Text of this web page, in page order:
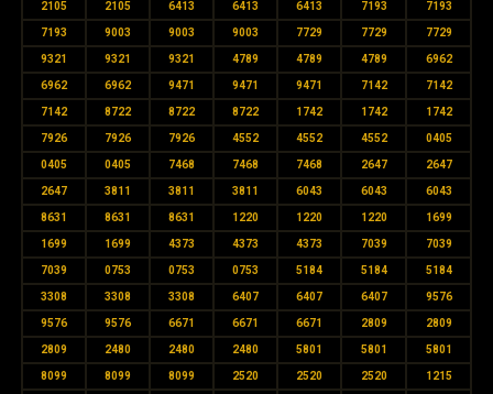
2105 2105 6413 6413 6413 7193 7193
7193 9003 9003 9003 7729 7729 7729
9321 9321 9321 4789 4789 4789 6962
6962 6962 9471 9471 9471 7142 7142
7142 8722 8722 8722 1742 1742 1742
7926 7926 7926 4552 4552 4552 0405
0405 0405 7468 7468 7468 2647 2647
2647 3811 3811 3811 6043 6043 6043
8631 8631 8631 1220 1220 1220 1699
1699 1699 4373 4373 4373 7039 7039
7039 0753 0753 0753 5184 5184 5184
3308 3308 3308 6407 6407 6407 9576
9576 9576 6671 6671 6671 2809 2809
2809 2480 2480 2480 5801 5801 5801
8099 8099 8099 2520 2520 2520 1215